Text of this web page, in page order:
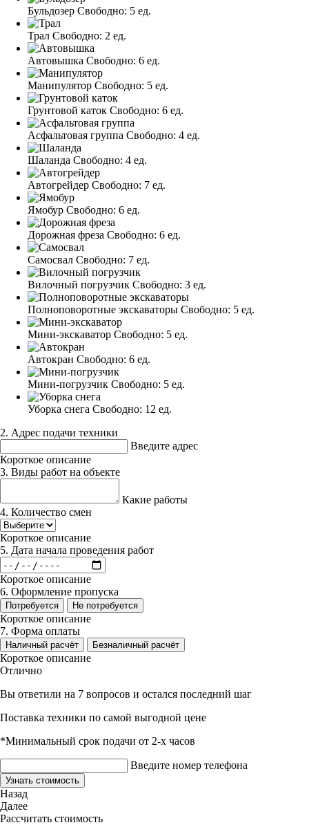
Бульдозер Свободно: 5 ед.
Трал Свободно: 2 ед.
Автовышка Свободно: 6 ед.
Манипулятор Свободно: 5 ед.
Грунтовой каток Свободно: 6 ед.
Асфальтовая группа Свободно: 4 ед.
Шаланда Свободно: 4 ед.
Автогрейдер Свободно: 7 ед.
Ямобур Свободно: 6 ед.
Дорожная фреза Свободно: 6 ед.
Самосвал Свободно: 7 ед.
Вилочный погрузчик Свободно: 3 ед.
Полноповоротные экскаваторы Свободно: 5 ед.
Мини-экскаватор Свободно: 5 ед.
Автокран Свободно: 6 ед.
Мини-погрузчик Свободно: 5 ед.
Уборка снега Свободно: 12 ед.
2. Адрес подачи техники
Введите адрес
Короткое описание
3. Виды работ на объекте
Какие работы
4. Количество смен
Короткое описание
5. Дата начала проведения работ
Короткое описание
6. Оформление пропуска
Потребуется Не потребуется
Короткое описание
7. Форма оплаты
Наличный расчёт Безналичный расчёт
Короткое описание
Отлично
Вы ответили на 7 вопросов и остался последний шаг
Поставка техники по самой выгодной цене
*Минимальный срок подачи от 2-х часов
Введите номер телефона
Узнать стоимость
Назад
Далее
Рассчитать стоимость